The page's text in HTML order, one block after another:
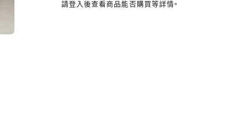
請登入後查看商品能否購買等詳情。